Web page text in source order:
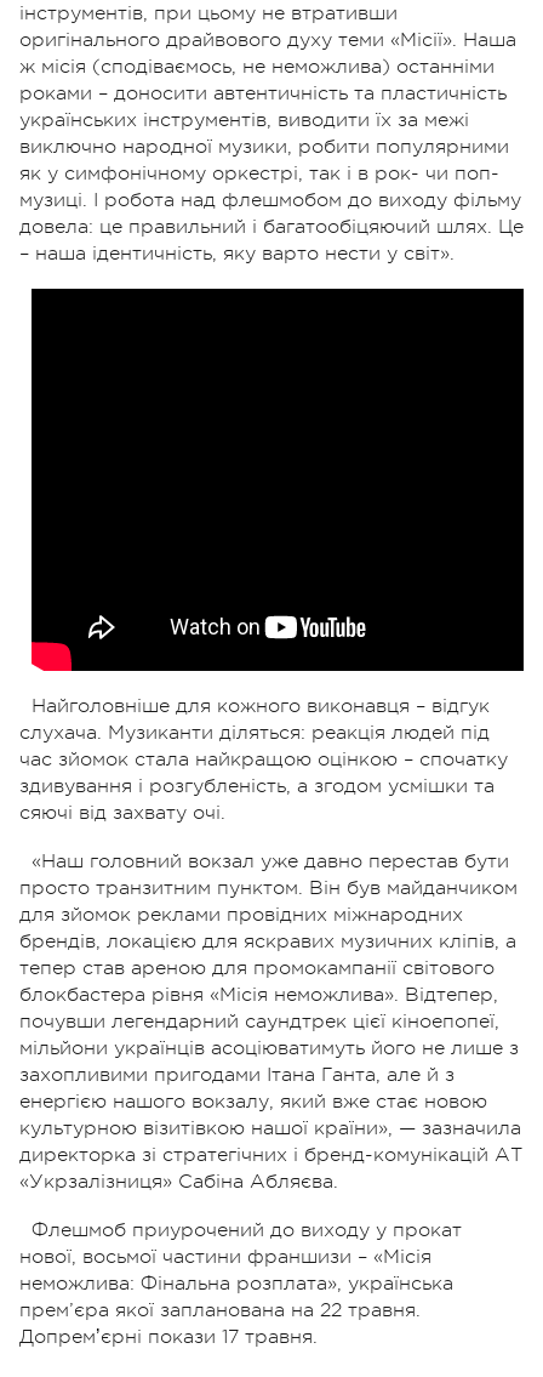
інструментів, при цьому не втративши
оригінального драйвового духу теми «Місії». Наша
ж місія (сподіваємось, не неможлива) останніми
роками – доносити автентичність та пластичність
українських інструментів, виводити їх за межі
виключно народної музики, робити популярними
як у симфонічному оркестрі, так і в рок- чи поп-
музиці. І робота над флешмобом до виходу фільму
довела: це правильний і багатообіцяючий шлях. Це
– наша ідентичність, яку варто нести у світ».
Найголовніше для кожного виконавця – відгук
слухача. Музиканти діляться: реакція людей під
час зйомок стала найкращою оцінкою – спочатку
здивування і розгубленість, а згодом усмішки та
сяючі від захвату очі.
«Наш головний вокзал уже давно перестав бути
просто транзитним пунктом. Він був майданчиком
для зйомок реклами провідних міжнародних
брендів, локацією для яскравих музичних кліпів, а
тепер став ареною для промокампанії світового
блокбастера рівня «Місія неможлива». Відтепер,
почувши легендарний саундтрек цієї кіноепопеї,
мільйони українців асоціюватимуть його не лише з
захопливими пригодами Ітана Ганта, але й з
енергією нашого вокзалу, який вже стає новою
культурною візитівкою нашої країни», — зазначила
директорка зі стратегічних і бренд-комунікацій АТ
«Укрзалізниця» Сабіна Абляєва.
Флешмоб приурочений до виходу у прокат
нової, восьмої частини франшизи – «Місія
неможлива: Фінальна розплата», українська
прем’єра якої запланована на 22 травня.
Допремʼєрні покази 17 травня.